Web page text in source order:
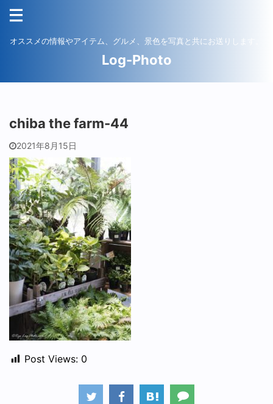
オススメの情報やアイテム、グルメ、景色を写真と共にお送りします。
Log-Photo
chiba the farm-44
2021年8月15日
Post Views: 0